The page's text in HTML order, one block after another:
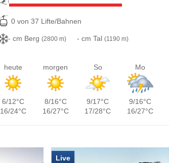
0 von 37 Lifte/Bahnen
- cm Berg(2800 m) - cm Tal(1190 m)
heute
6/12°C
16/24°C
morgen
8/16°C
16/27°C
So
9/17°C
17/28°C
Mo
9/16°C
16/27°C
Live